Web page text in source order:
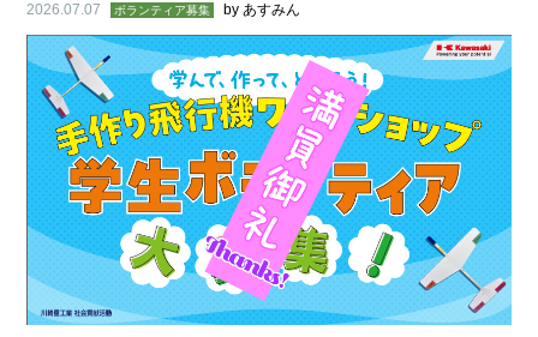
2026.07.07 ボランティア募集 byあすみん